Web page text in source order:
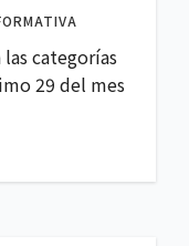
categorías
29 del mes